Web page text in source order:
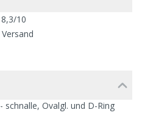
10
Ovalgl. und D-Ring